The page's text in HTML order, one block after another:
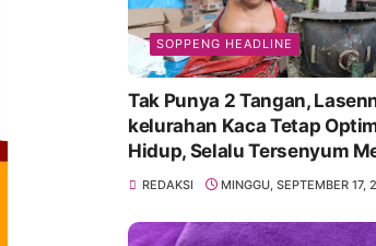
SOPPENG HEADLINE
Tak Punya 2 Tangan,
kelurahan Kaca Tetap
Hidup, Selalu Tersenyum
REDAKSI MINGGU, SEPTEMBER 17,